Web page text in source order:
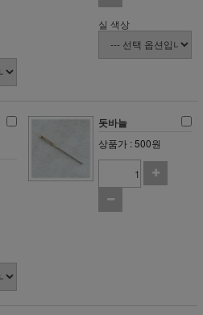
실 색상
돗바늘
상품가 : 500원